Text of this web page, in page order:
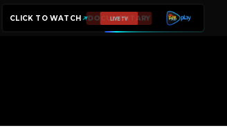
CLICK TO WATCH LIVE TV